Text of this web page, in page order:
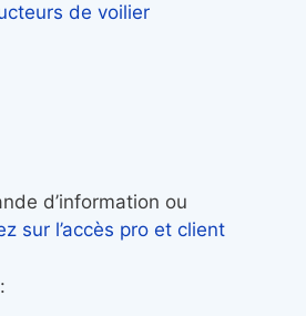
de voilier
d’information ou
sur l’accès pro et client